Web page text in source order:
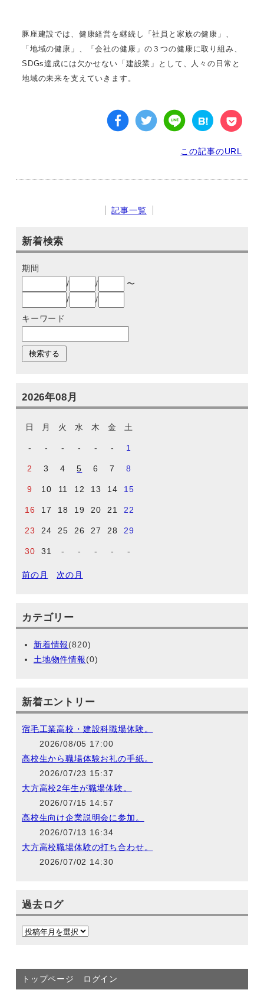
豚座建設では、健康経営を継続し「社員と家族の健康」、
「地域の健康」、「会社の健康」の３つの健康に取り組み、
SDGs達成には欠かせない「建設業」として、人々の日常と
地域の未来を支えていきます。
この記事のURL
記事一覧
新着検索
期間
/
/
〜
/
/
キーワード
2026年08月
日 月 火 水 木 金 土
- - - - - - 1
2 3 4 5 6 7 8
9 10 11 12 13 14 15
16 17 18 19 20 21 22
23 24 25 26 27 28 29
30 31 - - - - -
前の月 次の月
カテゴリー
新着情報(820)
土地物件情報(0)
新着エントリー
宿毛工業高校・建設科職場体験。
2026/08/05 17:00
高校生から職場体験お礼の手紙。
2026/07/23 15:37
大方高校2年生が職場体験。
2026/07/15 14:57
高校生向け企業説明会に参加。
2026/07/13 16:34
大方高校職場体験の打ち合わせ。
2026/07/02 14:30
過去ログ
トップページ ログイン